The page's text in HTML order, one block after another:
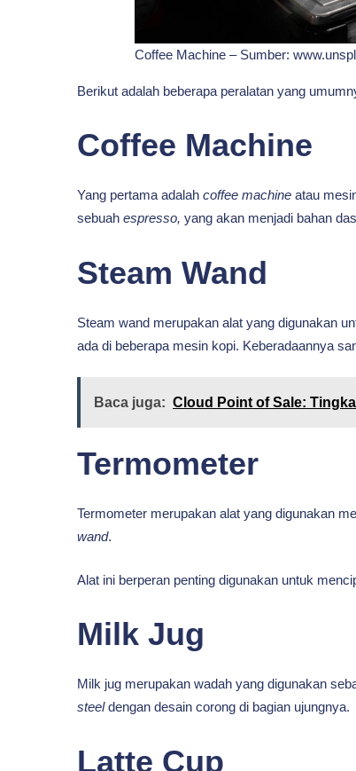
Coffee Machine – Sumber:
Berikut adalah beberapa peralatan yang
Coffee Machine
Yang pertama adalah coffee machine atau
sebuah espresso, yang akan menjadi bahan
Steam Wand
Steam wand merupakan alat yang digunakan
ada di beberapa mesin kopi. Keberadaannya
Baca juga: Cloud Point of Sale:
Termometer
Termometer merupakan alat yang digunakan
wand.
Alat ini berperan penting digunakan untuk
Milk Jug
Milk jug merupakan wadah yang digunakan
steeldengan desain corong di bagian ujungnya.
Latte Cup